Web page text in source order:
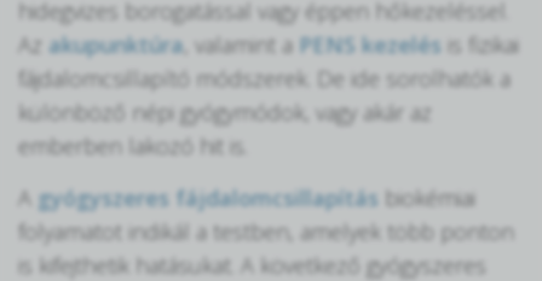
hidegvizes borogatással vagy éppen hőkezeléssel.
Az akupunktúra , valamint a PENS kezelés is fizikai
fájdalomcsillapító módszerek. De ide sorolhatók a
különböző népi gyógymódok, vagy akár az
emberben lakozó hit is.
A gyógyszeres fájdalomcsillapítás biokémiai
folyamatot indikál a testben, amelyek több ponton
is kifejthetik hatásukat. A következő gyógyszeres